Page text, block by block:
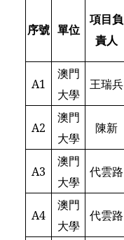
序號 單位
項目負
責人
A1
澳門
大學
王瑞兵
A2
澳門
大學
陳新
A3
澳門
大學
代雲路
A4
澳門
大學
代雲路